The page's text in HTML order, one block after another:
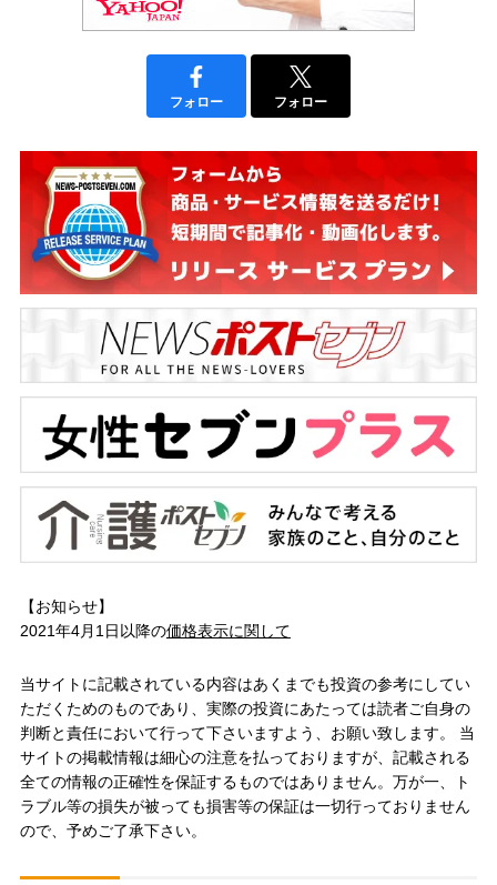
フォロー フォロー
【お知らせ】
2021年4月1日以降の価格表示に関して
当サイトに記載されている内容はあくまでも投資の参考にしてい
ただくためのものであり、実際の投資にあたっては読者ご自身の
判断と責任において行って下さいますよう、お願い致します。 当
サイトの掲載情報は細心の注意を払っておりますが、記載される
全ての情報の正確性を保証するものではありません。万が一、ト
ラブル等の損失が被っても損害等の保証は一切行っておりません
ので、予めご了承下さい。